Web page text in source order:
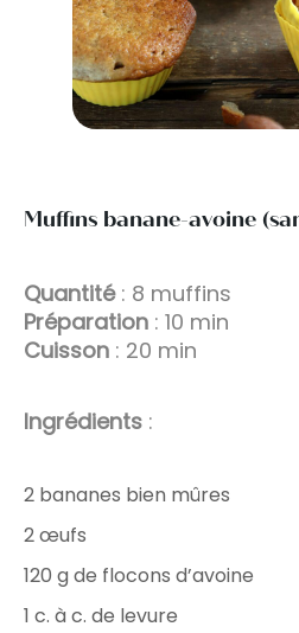
Muffins banane-avoine
Quantité: 8 muffins
Préparation : 10 min
Cuisson : 20 min
Ingrédients :
2 bananes bien mûres
2 œufs
120 g de flocons d’avoine
1 c. à c. de levure